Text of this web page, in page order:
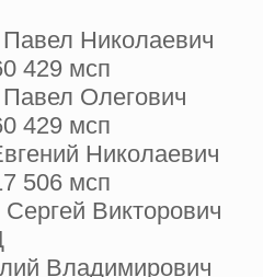
Николаевич
429 мсп
Олегович
429 мсп
Николаевич
506 мсп
Викторович
Владимирович